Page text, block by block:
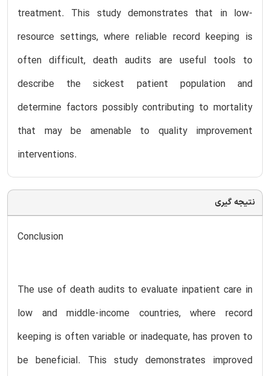
treatment. This study demonstrates that in low-
resource settings, where reliable record keeping is
often difficult, death audits are useful tools to
describe the sickest patient population and
determine factors possibly contributing to mortality
that may be amenable to quality improvement
interventions.
نتیجه گیری
Conclusion
The use of death audits to evaluate inpatient care in
low and middle-income countries, where record
keeping is often variable or inadequate, has proven to
be beneficial. This study demonstrates improved